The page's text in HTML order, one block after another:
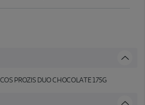
PROZIS DUO CHOCOLATE 175G